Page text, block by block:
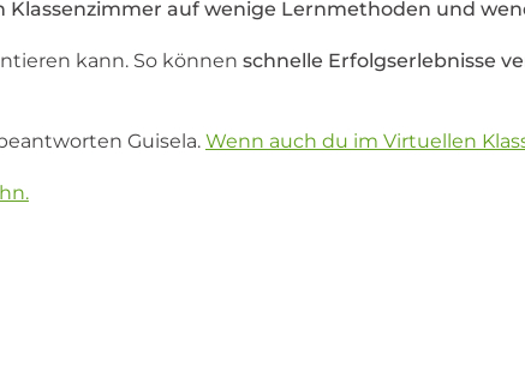
Klassenzimmer auf wenige Lernmethoden und
kann. So können schnelle Erfolgserlebnisse
Guisela. Wenn auch du im Virtuellen